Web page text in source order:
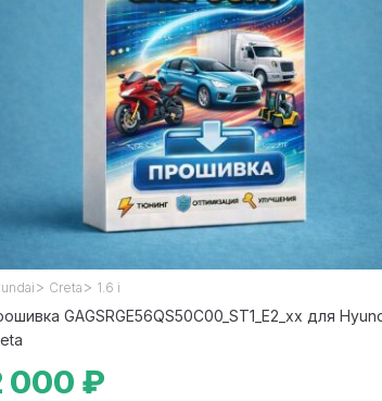
> Creta > 1.6 i
GAGSRGE56QS50C00_ST1_E2_xx для
000 ₽